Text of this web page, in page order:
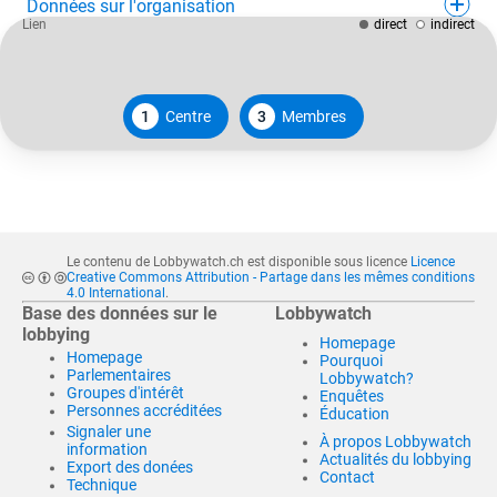
Données sur l'organisation
1 Centre 3 Membres
Lien direct indirect
Le contenu de Lobbywatch.ch est disponible sous licence Licence
Creative Commons Attribution - Partage dans les mêmes conditions
4.0 International .
Base des données sur le
lobbying
Homepage
Parlementaires
Groupes d'intérêt
Personnes accréditées
Signaler une
information
Export des donées
Technique
Lobbywatch
Homepage
Pourquoi
Lobbywatch?
Enquêtes
Éducation
À propos Lobbywatch
Actualités du lobbying
Contact